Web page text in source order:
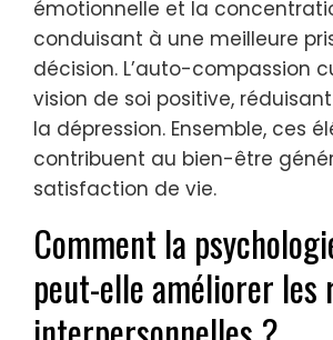
La psychologie positive offre
universels qui améliorent le
personnel. Elle favorise la
permettant aux individus de
efficacement des revers. Les
pleine conscience améliorent
émotionnelle et la
conduisant à une meilleure
décision. L’auto-compassion
vision de soi positive, réduisant
la dépression. Ensemble, ces